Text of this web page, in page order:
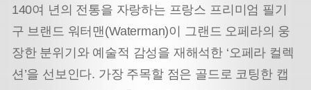
140여 년의 전통을 자랑하는 프랑스 프리미엄 필기
구 브랜드 워터맨(Waterman)이 그랜드 오페라의 웅
장한 분위기와 예술적 감성을 재해석한 ‘오페라 컬렉
션’을 선보인다. 가장 주목할 점은 골드로 코팅한 캡